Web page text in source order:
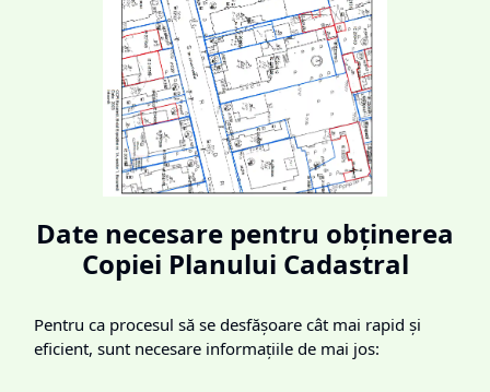
Date necesare pentru obținerea
Copiei Planului Cadastral
Pentru ca procesul să se desfășoare cât mai rapid și
eficient, sunt necesare informațiile de mai jos: